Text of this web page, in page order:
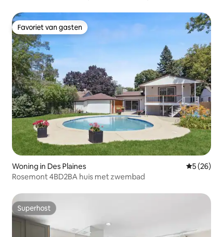
Favoriet van gasten
Favoriet van gasten
Woning in Des Plaines
5 (26)
Rosemont 4BD2BA huis met zwembad
Superhost
Superhost